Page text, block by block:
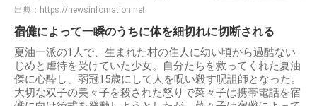
出典： https://newsinfomation.net
宿儺によって一瞬のうちに体を細切れに切断される
夏油一派の1人で、生まれた村の住人に幼い頃から過酷ない
じめと虐待を受けていた少女。自分たちを救ってくれた夏油
傑に心酔し、弱冠15歳にして人を呪い殺す呪詛師となった。
大切な双子の美々子を殺された怒りで菜々子は携帯電話を宿